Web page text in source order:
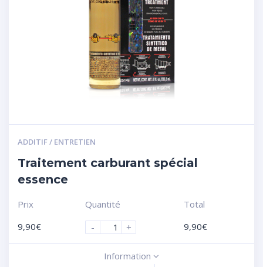
ADDITIF / ENTRETIEN
Traitement carburant spécial
essence
Prix
9,90€
Quantité
-
+
Total
9,90€
Information